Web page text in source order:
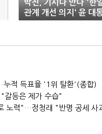
박진, 기시다 만나 '한
관계 개선 의지' 윤 대
령 메시지 전달
누적 득표율 '1위 탈환'(종합)
갈등은 제가 수습"
노력"…정청래 "반명 공세 사